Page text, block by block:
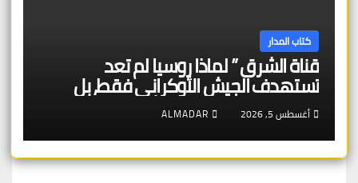
كتاب المدار
قناة الشرق ” لماذا روسيا لم تعد
تستهدف الجيش الأوكراني فقط، بل
تستهدف قدرة الدولة الأوكرانية على
البقاء اقتصادياً
أغسطس 5, 2026 ALMADAR